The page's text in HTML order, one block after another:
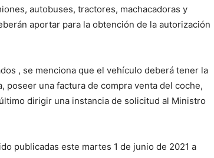
autobuses, tractores, machacadoras y
aportar para la obtención de la autorización
, se menciona que el vehículo deberá tener la
poseer una factura de compra venta del coche,
dirigir una instancia de solicitud al Ministro
publicadas este martes 1 de junio de 2021 a